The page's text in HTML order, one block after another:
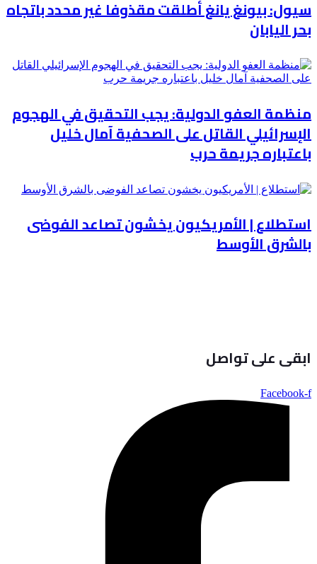
سيول: بيونغ يانغ أطلقت مقذوفا غير محدد باتجاه
بحر اليابان
منظمة العفو الدولية: يجب التحقيق في الهجوم
الإسرائيلي القاتل على الصحفية آمال خليل
باعتباره جريمة حرب
استطلاع | الأمريكيون يخشون تصاعد الفوضى
بالشرق الأوسط
ابقى على تواصل
Facebook-f